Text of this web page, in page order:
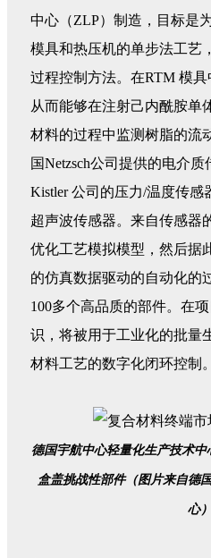
中心（ZLP）制造，目标是
模具和热压机的单步法工艺
过程控制方法。在RTM 模具
从而能够在注射己内酰胺单
材料的过程中监测树脂的流
国Netzsch公司提供的电介
Kistler 公司的压力/温度传感
超声波传感器。来自传感器
优化工艺模拟模型，然后据
的仿真数据驱动的自动化的
100多个高品质的部件。在
识，将被用于工业化的批量
材料工艺的数字化闭环控制。
德国宇航中心轻量化生产技术
盒盖挑战性部件（图片来自德
心）